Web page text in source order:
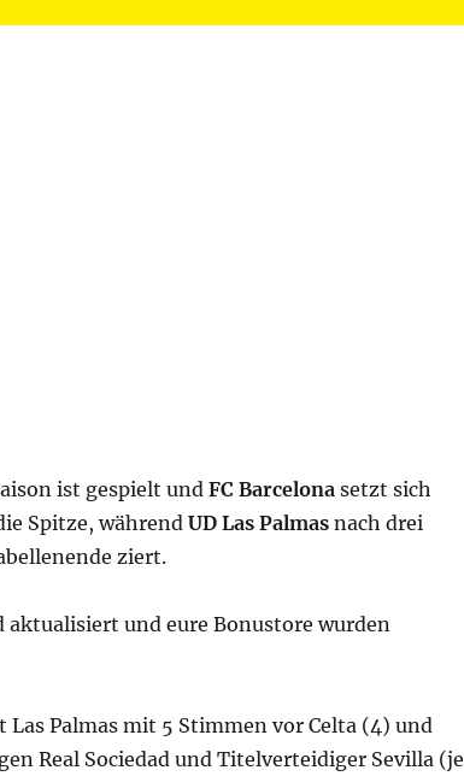
ist gespielt und FC Barcelonasetzt sich
Spitze, währendUD Las Palmasnach drei
ziert.
aktualisiert und eure Bonustore wurden
Palmas mit 5 Stimmen vor Celta (4) und
Real Sociedad und Titelverteidiger Sevilla (je